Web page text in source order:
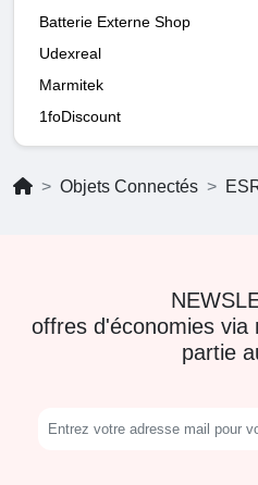
Batterie Externe Shop
Udexreal
Marmitek
1foDiscount
Objets Connectés
offres d'économies via
partie